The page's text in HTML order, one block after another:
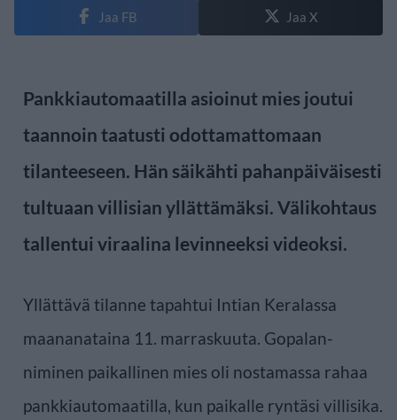
Jaa FB Jaa X
Pankkiautomaatilla asioinut mies joutui
taannoin taatusti odottamattomaan
tilanteeseen. Hän säikähti pahanpäiväisesti
tultuaan villisian yllättämäksi. Välikohtaus
tallentui viraalina levinneeksi videoksi.
Yllättävä tilanne tapahtui Intian Keralassa
maananataina 11. marraskuuta. Gopalan-
niminen paikallinen mies oli nostamassa rahaa
pankkiautomaatilla, kun paikalle ryntäsi villisika.